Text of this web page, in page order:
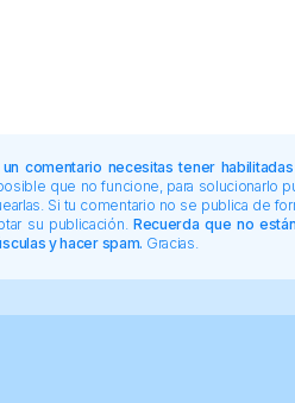
comentario necesitas tener
que no funcione, para solucionarlo
Si tu comentario no se publica de
su publicación. Recuerda que no
y hacer spam. Gracias.